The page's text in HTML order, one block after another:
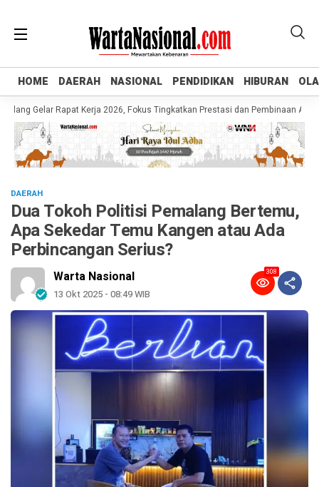
HOME DAERAH NASIONAL PENDIDIKAN HIBURAN
HOME DAERAH NASIONAL PENDIDIKAN HIBURAN
Gelar Rapat Kerja 2026, Fokus Tingkatkan Prestasi dan Pembinaan Atlet
DAERAH
Dua Tokoh Politisi Pemalang Bertemu,
Apa Sekedar Temu Kangen atau Ada
Perbincangan Serius?
Warta Nasional
13 Okt 2025 - 08:49 WIB
308